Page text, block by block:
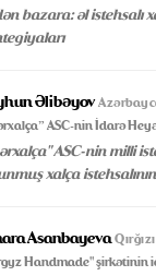
bazara: əl istehsalı
Əlibəyov
ASC-nin İdarə
ASC-nin milli
xalça
Asanbayeva
Handmade" şirkətinin